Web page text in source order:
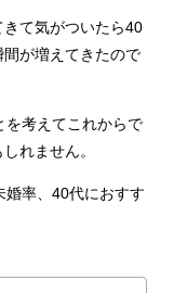
て気がついたら40
が増えてきたので
を考えてこれからで
れません。
婚率、40代におすす